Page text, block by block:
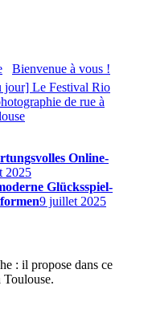
Bienvenue à vous !
jour] Le Festival Rio
de rue à
Online-
2025
Glücksspiel-
9 juillet 2025
: il propose dans ce
Toulouse.